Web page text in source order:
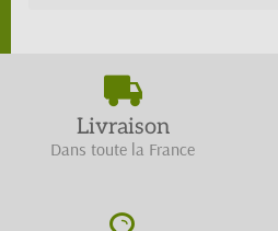
Livraison
Dans toute la France